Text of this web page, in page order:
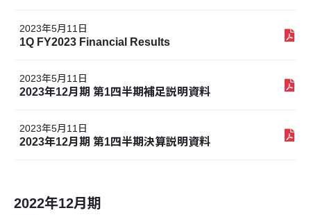
2023年5月11日
1Q FY2023 Financial Results
2023年5月11日
2023年12月期 第1四半期補足説明資料
2023年5月11日
2023年12月期 第1四半期決算説明資料
2022年12月期